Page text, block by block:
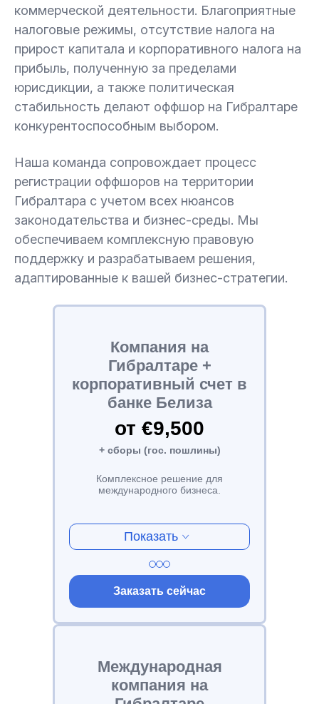
коммерческой деятельности. Благоприятные
налоговые режимы, отсутствие налога на
прирост капитала и корпоративного налога на
прибыль, полученную за пределами
юрисдикции, а также политическая
стабильность делают оффшор на Гибралтаре
конкурентоспособным выбором.
Наша команда сопровождает процесс
регистрации оффшоров на территории
Гибралтара с учетом всех нюансов
законодательства и бизнес-среды. Мы
обеспечиваем комплексную правовую
поддержку и разрабатываем решения,
адаптированные к вашей бизнес-стратегии.
Компания на
Гибралтаре +
корпоративный счет в
банке Белиза
от €9,500
+ сборы (гос. пошлины)
Комплексное решение для
международного бизнеса.
Показать
Заказать сейчас
Международная
компания на